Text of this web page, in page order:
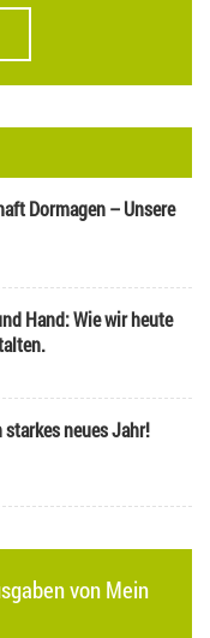
Dormagen – Unsere
Hand: Wie wir heute
neues Jahr!
von Mein